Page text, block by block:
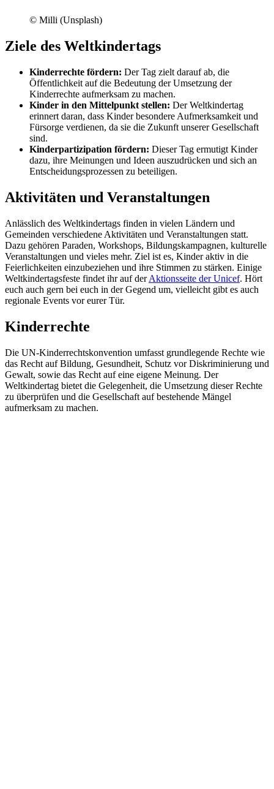
© Milli (Unsplash)
Ziele des Weltkindertags
Kinderrechte fördern: Der Tag zielt darauf ab, die
Öffentlichkeit auf die Bedeutung der Umsetzung der
Kinderrechte aufmerksam zu machen.
Kinder in den Mittelpunkt stellen: Der Weltkindertag
erinnert daran, dass Kinder besondere Aufmerksamkeit und
Fürsorge verdienen, da sie die Zukunft unserer Gesellschaft
sind.
Kinderpartizipation fördern: Dieser Tag ermutigt Kinder
dazu, ihre Meinungen und Ideen auszudrücken und sich an
Entscheidungsprozessen zu beteiligen.
Aktivitäten und Veranstaltungen
Anlässlich des Weltkindertags finden in vielen Ländern und
Gemeinden verschiedene Aktivitäten und Veranstaltungen statt.
Dazu gehören Paraden, Workshops, Bildungskampagnen, kulturelle
Veranstaltungen und vieles mehr. Ziel ist es, Kinder aktiv in die
Feierlichkeiten einzubeziehen und ihre Stimmen zu stärken. Einige
Weltkindertagsfeste findet ihr auf derAktionsseite der Unicef. Hört
euch auch gern bei euch in der Gegend um, vielleicht gibt es auch
regionale Events vor eurer Tür.
Kinderrechte
Die UN-Kinderrechtskonvention umfasst grundlegende Rechte wie
das Recht auf Bildung, Gesundheit, Schutz vor Diskriminierung und
Gewalt, sowie das Recht auf eine eigene Meinung. Der
Weltkindertag bietet die Gelegenheit, die Umsetzung dieser Rechte
zu überprüfen und die Gesellschaft auf bestehende Mängel
aufmerksam zu machen.